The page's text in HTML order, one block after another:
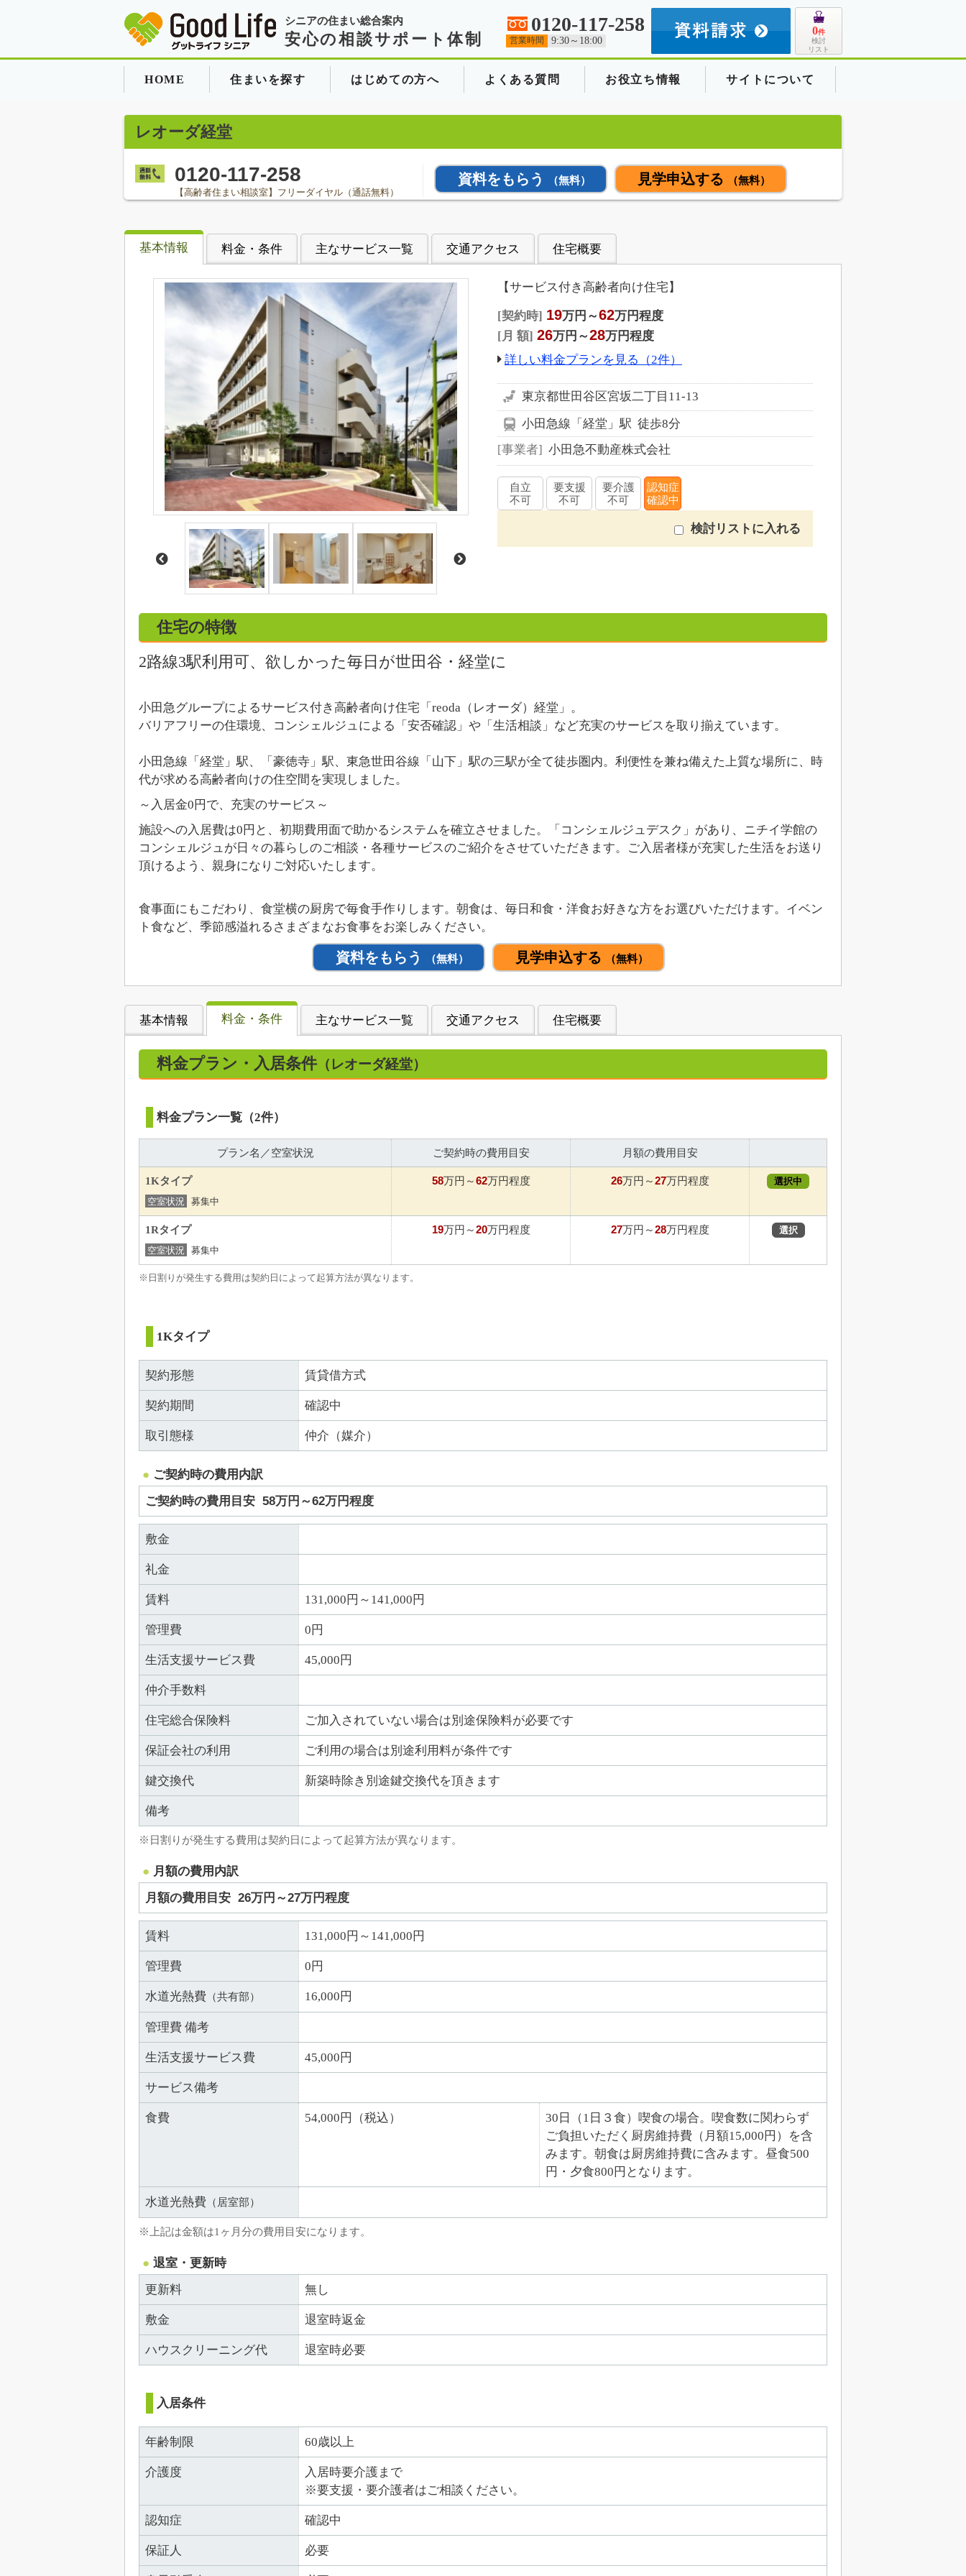
シニアの住まい総合案内
安心の相談サポート体制
0120-117-258
営業時間 9:30～18:00
0件
検討
リスト
HOME 住まいを探す はじめての方へ よくある質問 お役立ち情報 サイトについて
レオーダ経堂
0120-117-258
【高齢者住まい相談室】フリーダイヤル（通話無料）
資料をもらう （無料） 見学申込する （無料）
基本情報 料金・条件 主なサービス一覧 交通アクセス 住宅概要
【サービス付き高齢者向け住宅】
契約時 19万円～62万円程度
月 額 26万円～28万円程度
詳しい料金プランを見る（2件）
東京都世田谷区宮坂二丁目11-13
小田急線「経堂」駅 徒歩8分
事業者
小田急不動産株式会社
自立
不可
要支援
不可
要介護
不可
認知症
確認中
検討リストに入れる
住宅の特徴
2路線3駅利用可、欲しかった毎日が世田谷・経堂に
小田急グループによるサービス付き高齢者向け住宅「reoda（レオーダ）経堂」。
バリアフリーの住環境、コンシェルジュによる「安否確認」や「生活相談」など充実のサービスを取り揃えています。
小田急線「経堂」駅、「豪徳寺」駅、東急世田谷線「山下」駅の三駅が全て徒歩圏内。利便性を兼ね備えた上質な場所に、時
代が求める高齢者向けの住空間を実現しました。
～入居金0円で、充実のサービス～
施設への入居費は0円と、初期費用面で助かるシステムを確立させました。「コンシェルジュデスク」があり、ニチイ学館の
コンシェルジュが日々の暮らしのご相談・各種サービスのご紹介をさせていただきます。ご入居者様が充実した生活をお送り
頂けるよう、親身になりご対応いたします。
食事面にもこだわり、食堂横の厨房で毎食手作りします。朝食は、毎日和食・洋食お好きな方をお選びいただけます。イベン
ト食など、季節感溢れるさまざまなお食事をお楽しみください。
資料をもらう （無料） 見学申込する （無料）
基本情報 料金・条件 主なサービス一覧 交通アクセス 住宅概要
料金プラン・入居条件 （レオーダ経堂）
料金プラン一覧（2件）
プラン名／空室状況 ご契約時の費用目安 月額の費用目安
1Kタイプ
空室状況 募集中
58万円～62万円程度 26万円～27万円程度 選択中
1Rタイプ
空室状況 募集中
19万円～20万円程度 27万円～28万円程度 選択
※日割りが発生する費用は契約日によって起算方法が異なります。
1Kタイプ
契約形態 賃貸借方式
契約期間 確認中
取引態様 仲介（媒介）
ご契約時の費用内訳
ご契約時の費用目安 58万円～62万円程度
敷金
礼金
賃料 131,000円～141,000円
管理費 0円
生活支援サービス費 45,000円
仲介手数料
住宅総合保険料 ご加入されていない場合は別途保険料が必要です
保証会社の利用 ご利用の場合は別途利用料が条件です
鍵交換代 新築時除き別途鍵交換代を頂きます
備考
※日割りが発生する費用は契約日によって起算方法が異なります。
月額の費用内訳
月額の費用目安 26万円～27万円程度
賃料 131,000円～141,000円
管理費 0円
水道光熱費 （共有部） 16,000円
管理費 備考
生活支援サービス費 45,000円
サービス備考
食費 54,000円（税込）
30日（1日３食）喫食の場合。喫食数に関わらず
ご負担いただく厨房維持費（月額15,000円）を含
みます。朝食は厨房維持費に含みます。昼食500
円・夕食800円となります。
水道光熱費 （居室部）
※上記は金額は1ヶ月分の費用目安になります。
退室・更新時
更新料
無し
敷金 退室時返金
ハウスクリーニング代 退室時必要
入居条件
年齢制限 60歳以上
介護度
入居時要介護まで
※要支援・要介護者はご相談ください。
認知症 確認中
保証人 必要